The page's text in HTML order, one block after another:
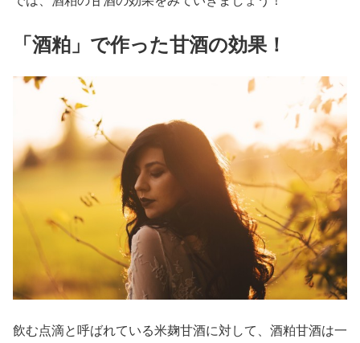
「酒粕」で作った甘酒の効果！
飲む点滴と呼ばれている米麹甘酒に対して、酒粕甘酒は一